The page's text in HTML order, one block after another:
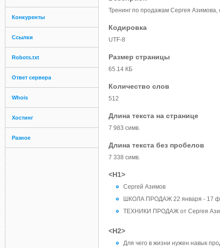
Конкуренты
Ссылки
Robots.txt
Ответ сервера
Whois
Хостинг
Разное
Тренинг по продажам Сергея Азимова,
Кодировка
UTF-8
Размер страницы
65.14 КБ
Количество слов
512
Длина текста на странице
7 983 симв.
Длина текста без пробелов
7 338 симв.
<H1>
Сергей Азимов
ШКОЛА ПРОДАЖ 22 января - 17
ТЕХНИКИ ПРОДАЖ от Сергея
<H2>
Для чего в жизни нужен навык